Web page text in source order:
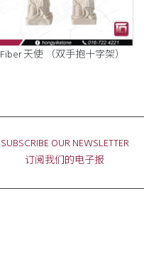
Fiber 天使 （双手抱十字架）
SUBSCRIBE OUR NEWSLETTER
订阅我们的电子报